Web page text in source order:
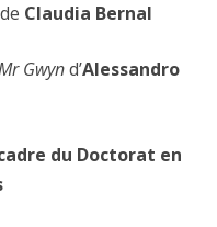
Claudia Bernal
Gwynd’Alessandro
du Doctorat en